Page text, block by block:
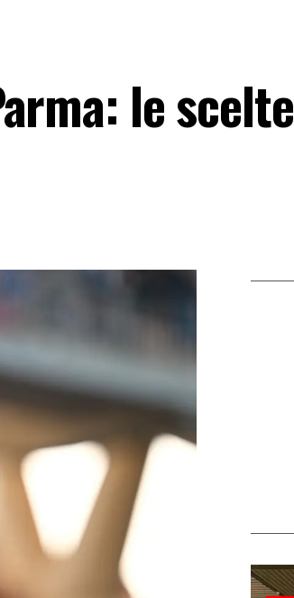
le scelte